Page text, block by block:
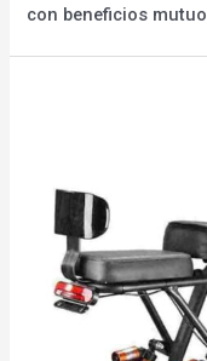
con beneficios